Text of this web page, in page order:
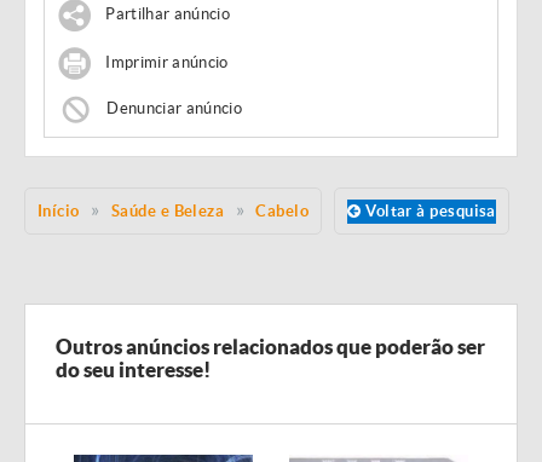
Partilhar anúncio
Imprimir anúncio
Denunciar anúncio
Início Saúde e Beleza Cabelo Voltar à pesquisa
Outros anúncios relacionados que poderão ser
do seu interesse!